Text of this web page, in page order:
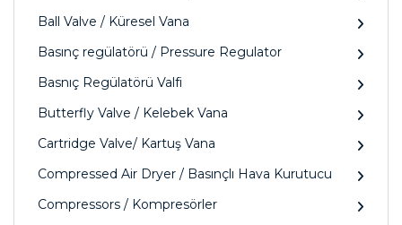
Ball Valve / Küresel Vana
Basınç regülatörü / Pressure Regulator
Basnıç Regülatörü Valfi
Butterfly Valve / Kelebek Vana
Cartridge Valve/ Kartuş Vana
Compressed Air Dryer / Basınçlı Hava Kurutucu
Compressors / Kompresörler